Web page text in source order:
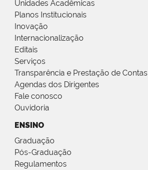
Unidades Acadêmicas
Planos Institucionais
Inovação
Internacionalização
Editais
Serviços
Transparência e Prestação de Contas
Agendas dos Dirigentes
Fale conosco
Ouvidoria
ENSINO
Graduação
Pós-Graduação
Regulamentos